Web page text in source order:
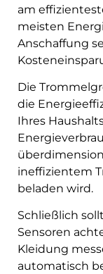
am
meisten
Anschaffung
Die
die
Ihres
ineffizientem
beladen wird.
Schließlich
Sensoren
Kleidung
automatisch